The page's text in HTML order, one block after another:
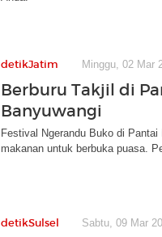
detikJatim Minggu, 02 Mar
Berburu Takjil di
Banyuwangi
Festival Ngerandu Buko di
makanan untuk berbuka puasa.
detikSulsel Sabtu, 09 Mar